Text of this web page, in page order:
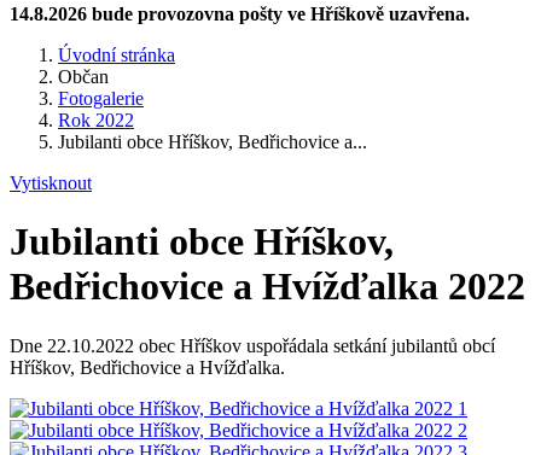
14.8.2026 bude provozovna pošty ve Hříškově uzavřena.
Úvodní stránka
Občan
Fotogalerie
Rok 2022
Jubilanti obce Hříškov, Bedřichovice a...
Vytisknout
Jubilanti obce Hříškov,
Bedřichovice a Hvížďalka 2022
Dne 22.10.2022 obec Hříškov uspořádala setkání jubilantů obcí
Hříškov, Bedřichovice a Hvížďalka.